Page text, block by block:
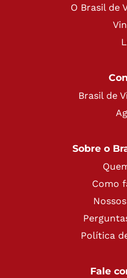
O Brasil de
Brasil de
Sobre o
Como
Política
Fale